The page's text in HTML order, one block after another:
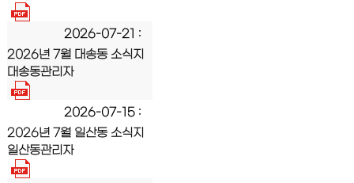
2026-07-21
2026년 7월 대송동 소식지
대송동관리자
2026-07-15
2026년 7월 일산동 소식지
일산동관리자